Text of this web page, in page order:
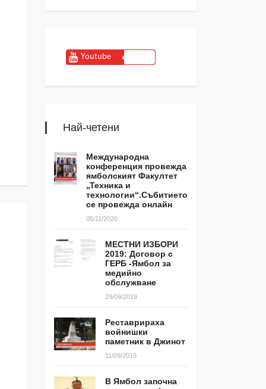
Youtube
Най-четени
Международна
конференция провежда
ямболският Факултет
„Техника и
технологии“.Събитието
се провежда онлайн
05/11/2020
МЕСТНИ ИЗБОРИ
2019: Договор с
ГЕРБ -Ямбол за
медийно
обслужване
29/09/2019
Реставрираха
войнишки
паметник в Джинот
11/09/2019
В Ямбол започна